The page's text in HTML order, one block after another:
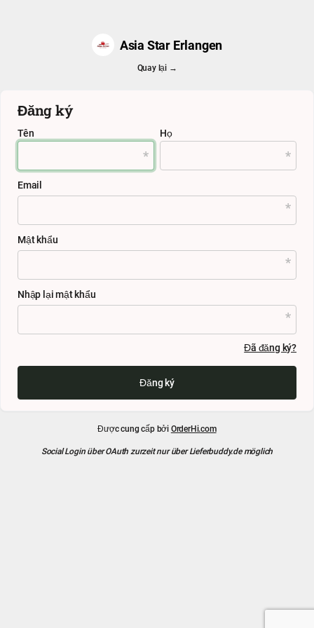
Asia Star Erlangen
Quay lại →
Đăng ký
Tên Họ
Email
Mật khẩu
Nhập lại mật khẩu
Đã đăng ký?
Đăng ký
Được cung cấp bởiOrderHi.com
Social Login über OAuth zurzeit nur über Lieferbuddy.de möglich